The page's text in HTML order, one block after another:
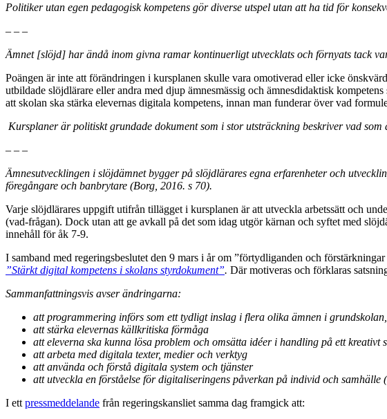
Politiker utan egen pedagogisk kompetens gör diverse utspel utan att ha tid för
– – –
Ämnet [slöjd] har ändå inom givna ramar kontinuerligt utvecklats och förnyats tack
Poängen är inte att förändringen i kursplanen skulle vara omotiverad eller icke
utbildade slöjdlärare eller andra med djup ämnesmässig och ämnesdidaktisk
att skolan ska stärka elevernas digitala kompetens, innan man funderar över vad
Kursplaner är politiskt grundade dokument som i stor utsträckning beskriver vad
– – –
Ämnesutvecklingen i slöjdämnet bygger på slöjdlärares egna erfarenheter och
föregångare och banbrytare (Borg, 2016. s 70).
Varje slöjdlärares uppgift utifrån tillägget i kursplanen är att utveckla arbetssätt och
(vad-frågan). Dock utan att ge avkall på det som idag utgör kärnan och syftet med
innehåll för åk 7-9.
I samband med regeringsbeslutet den 9 mars i år om ”förtydliganden och
”Stärkt digital kompetens i skolans styrdokument”. Där motiveras och förklaras
Sammanfattningsvis avser ändringarna:
att programmering införs som ett tydligt inslag i flera olika ämnen i
att stärka elevernas källkritiska förmåga
att eleverna ska kunna lösa problem och omsätta idéer i handling på ett kreativt
att arbeta med digitala texter, medier och verktyg
att använda och förstå digitala system och tjänster
att utveckla en förståelse för digitaliseringens påverkan på individ och
I ett pressmeddelande från regeringskansliet samma dag framgick att: